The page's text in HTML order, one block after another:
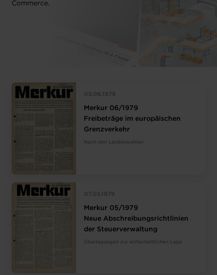
Commerce.
05.06.1979
Merkur 06/1979
Freibeträge im europäischen
Grenzverkehr
Nach den Landeswahlen
07.05.1979
Merkur 05/1979
Neue Abschreibungsrichtlinien
der Steuerverwaltung
Überlegungen zur wirtschaftlichen Lage